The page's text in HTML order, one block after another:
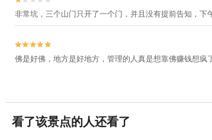
非常坑，三个山门只开了一个门，并且没有提前告知，下


佛是好佛，地方是好地方，管理的人真是想靠佛赚钱想疯
看了该景点的人还看了